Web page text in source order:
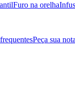
Furo na orelha
Peça sua